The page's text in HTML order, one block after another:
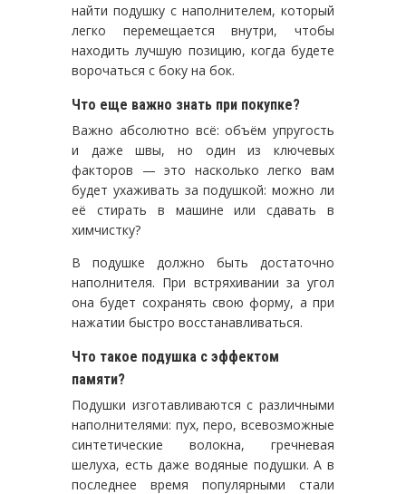
найти подушку с наполнителем, который
легко перемещается внутри, чтобы
находить лучшую позицию, когда будете
ворочаться с боку на бок.
Что еще важно знать при покупке?
Важно абсолютно всё: объём упругость
и даже швы, но один из ключевых
факторов — это насколько легко вам
будет ухаживать за подушкой: можно ли
её стирать в машине или сдавать в
химчистку?
В подушке должно быть достаточно
наполнителя. При встряхивании за угол
она будет сохранять свою форму, а при
нажатии быстро восстанавливаться.
Что такое подушка с эффектом
памяти?
Подушки изготавливаются с различными
наполнителями: пух, перо, всевозможные
синтетические волокна, гречневая
шелуха, есть даже водяные подушки. А в
последнее время популярными стали